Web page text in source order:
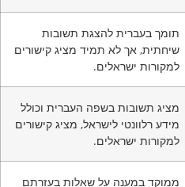
תומך בעברית להצגת תשובות
שיחתית, אך לא תמיד מציג קישורים
למקורות ישראלים.
מציג תשובות בשפה העברית וכולל
מידע רלוונטי לישראל, מציג קישורים
למקורות ישראלים.
ממוקד במענה על שאלות בעזרתם